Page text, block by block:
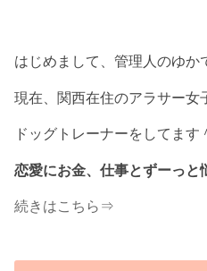
はじめまして、管理人のゆか
現在、関西在住のアラサー女
ドッグトレーナーをしてます
恋愛にお金、仕事とずーっと
続きはこちら⇒